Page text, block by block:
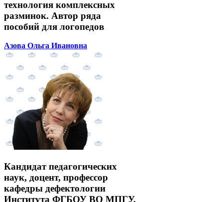
технология комплексных
разминок. Автор ряда
пособий для логопедов
Азова Ольга Ивановна
Кандидат педагогических
наук, доцент, профессор
кафедры дефектологии
Института ФГБОУ ВО МПГУ.